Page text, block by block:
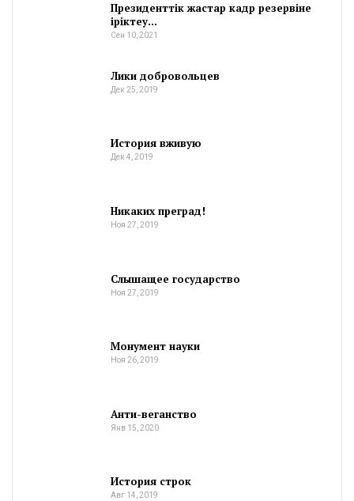
Президенттік жастар кадр резервіне
іріктеу…
Сен 10, 2021
Лики добровольцев
Дек 25, 2019
История вживую
Дек 4, 2019
Никаких преград!
Ноя 27, 2019
Слышащее государство
Ноя 27, 2019
Монумент науки
Ноя 26, 2019
Анти-веганство
Янв 15, 2020
История строк
Авг 14, 2019